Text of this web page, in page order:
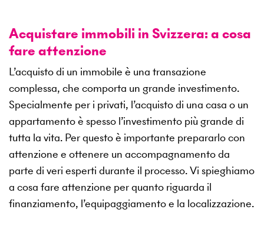
Acquistare immobili in Svizzera: a cosa
fare attenzione
L’acquisto di un immobile è una transazione
complessa, che comporta un grande investimento.
Specialmente per i privati, l’acquisto di una casa o un
appartamento è spesso l’investimento più grande di
tutta la vita. Per questo è importante prepararlo con
attenzione e ottenere un accompagnamento da
parte di veri esperti durante il processo. Vi spieghiamo
a cosa fare attenzione per quanto riguarda il
finanziamento, l’equipaggiamento e la localizzazione.